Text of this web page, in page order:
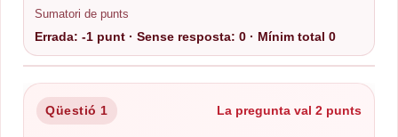
Sumatori de punts
Errada: -1 punt · Sense resposta: 0 · Mínim total 0
Qüestió 1 La pregunta val 2 punts